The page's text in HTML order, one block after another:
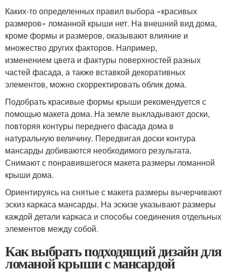
Каких-то определенных правил выбора «красивых
размеров» ломанной крыши нет. На внешний вид дома,
кроме формы и размеров, оказывают влияние и
множество других факторов. Например,
изменением цвета и фактуры поверхностей разных
частей фасада, а также вставкой декоративных
элементов, можно скорректировать облик дома.
Подобрать красивые формы крыши рекомендуется с
помощью макета дома. На земле выкладывают доски,
повторяя контуры переднего фасада дома в
натуральную величину. Передвигая доски контура
мансарды добиваются необходимого результата.
Снимают с понравившегося макета размеры ломанной
крыши дома.
Ориентируясь на снятые с макета размеры вычерчивают
эскиз каркаса мансарды. На эскизе указывают размеры
каждой детали каркаса и способы соединения отдельных
элементов между собой.
Как выбрать подходящий дизайн для
ломаной крыши с мансардой